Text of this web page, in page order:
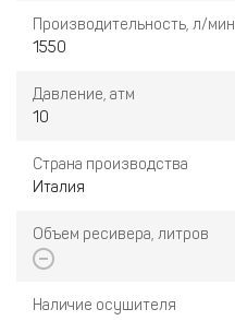
Производительность, л/мин
1550
Давление, атм
10
Страна производства
Италия
Объем ресивера, литров
Наличие осушителя